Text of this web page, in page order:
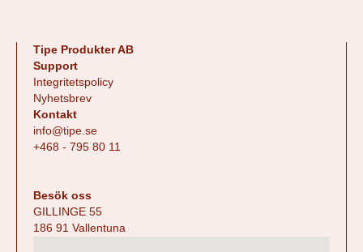
Tipe Produkter AB
Support
Integritetspolicy
Nyhetsbrev
Kontakt
info@tipe.se
+468 - 795 80 11
Besök oss
GILLINGE 55
186 91 Vallentuna